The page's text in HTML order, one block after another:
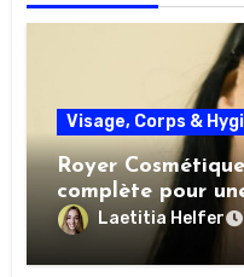
Visage, Corps &
Royer
complète pour
nourrieLaetitia Helfer